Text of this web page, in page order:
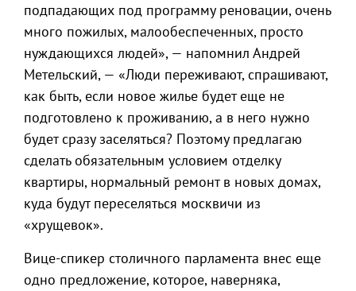
подпадающих под программу реновации, очень
много пожилых, малообеспеченных, просто
нуждающихся людей», — напомнил Андрей
Метельский, — «Люди переживают, спрашивают,
как быть, если новое жилье будет еще не
подготовлено к проживанию, а в него нужно
будет сразу заселяться? Поэтому предлагаю
сделать обязательным условием отделку
квартиры, нормальный ремонт в новых домах,
куда будут переселяться москвичи из
«хрущевок».
Вице-спикер столичного парламента внес еще
одно предложение, которое, наверняка,